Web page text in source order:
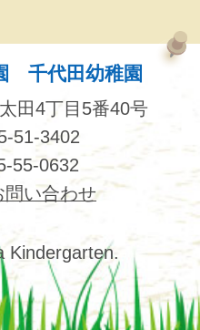
千代田幼稚園
田4丁目5番40号
51-3402
55-0632
問い合わせ
Kindergarten.